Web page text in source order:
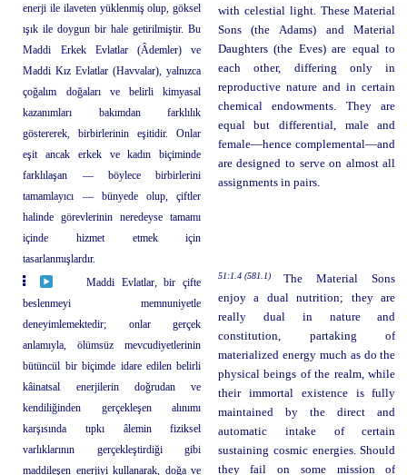
enerji ile ilaveten yüklenmiş olup, göksel
ışık ile doygun bir hale getirilmiştir. Bu
Maddi Erkek Evlatlar (Âdemler) ve
Maddi Kız Evlatlar (Havvalar), yalnızca
çoğalım doğaları ve belirli kimyasal
kazanımları bakımdan farklılık
göstererek, birbirlerinin eşitidir. Onlar
eşit ancak erkek ve kadın biçiminde
farklılaşan — böylece birbirlerini
tamamlayıcı — bünyede olup, çiftler
halinde görevlerinin neredeyse tamamı
içinde hizmet etmek için
tasarlanmışlardır.
with celestial light. These Material
Sons (the Adams) and Material
Daughters (the Eves) are equal to
each other, differing only in
reproductive nature and in certain
chemical endowments. They are
equal but differential, male and
female—hence complemental—and
are designed to serve on almost all
assignments in pairs.
Maddi Evlatlar, bir çifte
beslenmeyi memnuniyetle
deneyimlemektedir; onlar gerçek
anlamıyla, ölümsüz mevcudiyetlerinin
bütüncül bir biçimde idare edilen belirli
kâinatsal enerjilerin doğrudan ve
kendiliğinden gerçekleşen alınımı
karşısında tıpkı âlemin fiziksel
varlıklarının gerçekleştirdiği gibi
maddileşen enerjiyi kullanarak, doğa ve
51:1.4 (581.1)
The Material Sons
enjoy a dual nutrition; they are
really dual in nature and
constitution, partaking of
materialized energy much as do the
physical beings of the realm, while
their immortal existence is fully
maintained by the direct and
automatic intake of certain
sustaining cosmic energies. Should
they fail on some mission of